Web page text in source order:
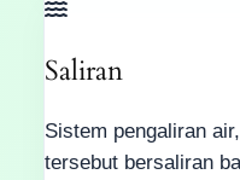
Saliran
Sistem pengaliran
tersebut bersaliran